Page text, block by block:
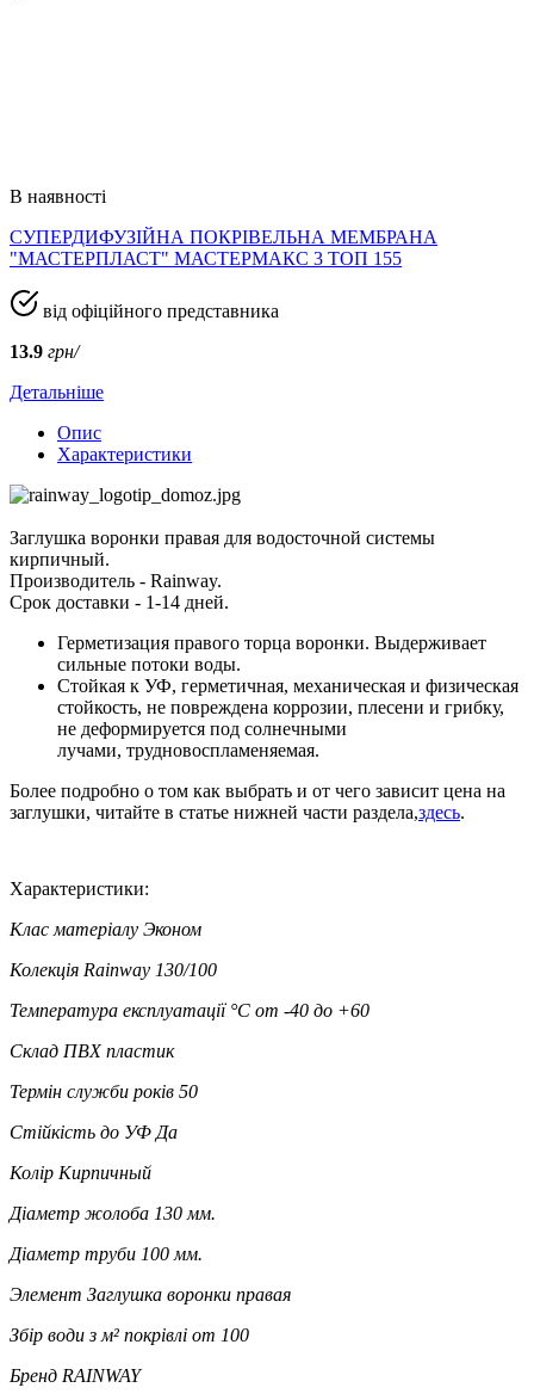
В наявності
СУПЕРДИФУЗІЙНА ПОКРІВЕЛЬНА МЕМБРАНА
"МАСТЕРПЛАСТ" МАСТЕРМАКС 3 ТОП 155
від офіційного представника
13.9 грн/
Детальніше
Опис
Характеристики
Заглушка воронки правая для водосточной системы
кирпичный.
Производитель - Rainway.
Срок доставки - 1-14 дней.
Герметизация правого торца воронки. Выдерживает
сильные потоки воды.
Стойкая к УФ, герметичная, механическая и физическая
стойкость, не повреждена коррозии, плесени и грибку,
не деформируется под солнечными
лучами, трудновоспламеняемая.
Более подробно о том как выбрать и от чего зависит цена на
заглушки, читайте в статье нижней части раздела,здесь.
Характеристики:
Клас матеріалу Эконом
Колекція Rainway 130/100
Температура експлуатації °C от -40 до +60
Склад ПВХ пластик
Термін служби років 50
Стійкість до УФ Да
Колір Кирпичный
Діаметр жолоба 130 мм.
Діаметр труби 100 мм.
Элемент Заглушка воронки правая
Збір води з м² покрівлі от 100
Бренд RAINWAY